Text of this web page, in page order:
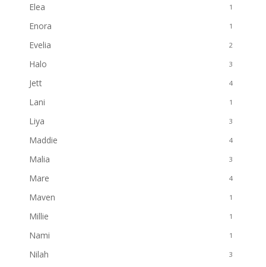
Elea 1
Enora 1
Evelia 2
Halo 3
Jett 4
Lani 1
Liya 3
Maddie 4
Malia 3
Mare 4
Maven 1
Millie 1
Nami 1
Nilah 3